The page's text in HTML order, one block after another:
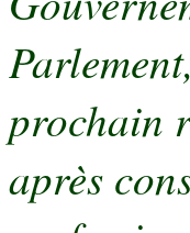
prochain
après